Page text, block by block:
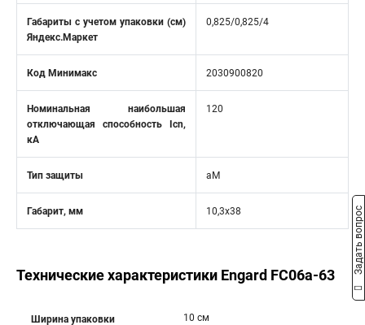
Габариты с учетом упаковки (см)
Яндекс.Маркет
0,825/0,825/4
Код Минимакс 2030900820
Номинальная наибольшая
отключающая способность Icn,
кA
120
Тип защиты aM
Габарит, мм 10,3x38
Технические характеристики Engard FC06a-63
Ширина упаковки 10 см
Задать вопрос